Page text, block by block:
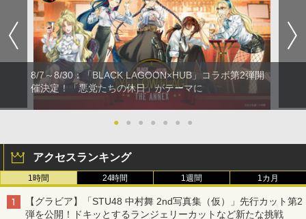
8/7～8/30：「BLACK LAGOON×HUB」コラボ第2弾開
催決定！「悪党たちの休日」がテーマに
● ● ● ● ● ● ●
アクセスランキング
1時間 24時間 1週間 1カ月
【グラビア】「STU48 中村舞 2nd写真集（仮）」先行カット第2
弾を公開！ドキッとするランジェリーカットなど新たな挑戦